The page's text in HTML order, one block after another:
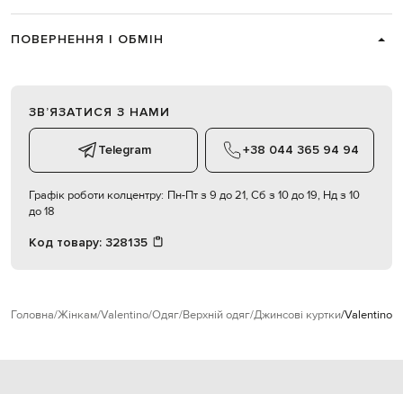
ПОВЕРНЕННЯ І ОБМІН
ЗВʼЯЗАТИСЯ З НАМИ
Telegram +38 044 365 94 94
Графік роботи колцентру: Пн-Пт з 9 до 21, Сб з 10 до 19, Нд з 10
до 18
Код товару: 328135
Головна Жінкам Valentino Одяг Верхній одяг Джинсові куртки Valentino